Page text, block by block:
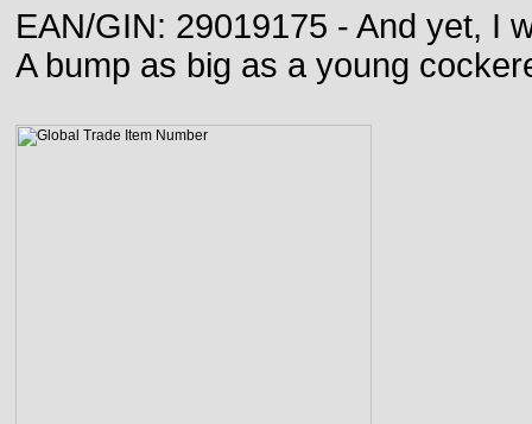
EAN/GIN: 29019175 - And yet, I
A bump as big as a young